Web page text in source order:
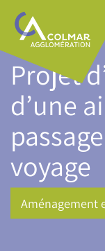
Aller
contenu
principal
Main
navigation
Projet
d’une
voyage
Aménagement